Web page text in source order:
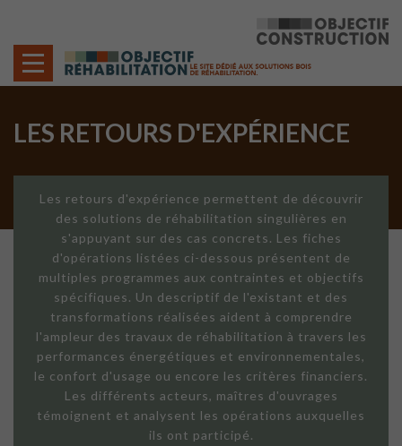
LES RETOURS D'EXPÉRIENCE
Les retours d'expérience permettent de découvrir
des solutions de réhabilitation singulières en
s'appuyant sur des cas concrets. Les fiches
d'opérations listées ci-dessous présentent de
multiples programmes aux contraintes et objectifs
spécifiques. Un descriptif de l'existant et des
transformations réalisées aident à comprendre
l'ampleur des travaux de réhabilitation à travers les
performances énergétiques et environnementales,
le confort d'usage ou encore les critères financiers.
Les différents acteurs, maîtres d'ouvrages
témoignent et analysent les opérations auxquelles
ils ont participé.